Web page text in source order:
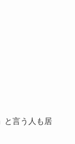
と言う人も居